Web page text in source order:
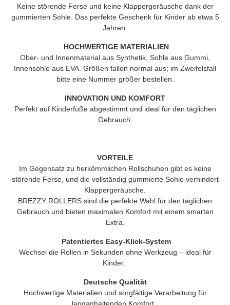
Keine störende Ferse und keine Klappergeräusche dank der
gummierten Sohle. Das perfekte Geschenk für Kinder ab etwa 5
Jahren.
HOCHWERTIGE MATERIALIEN
Ober- und Innenmaterial aus Synthetik, Sohle aus Gummi,
Innensohle aus EVA. Größen fallen normal aus; im Zweifelsfall
bitte eine Nummer größer bestellen.
INNOVATION UND KOMFORT
Perfekt auf Kinderfüße abgestimmt und ideal für den täglichen
Gebrauch.
VORTEILE
Im Gegensatz zu herkömmlichen Rollschuhen gibt es keine
störende Ferse, und die vollständig gummierte Sohle verhindert
Klappergeräusche.
BREZZY ROLLERS sind die perfekte Wahl für den täglichen
Gebrauch und bieten maximalen Komfort mit einem smarten
Extra.
Patentiertes Easy-Klick-System
Wechsel die Rollen in Sekunden ohne Werkzeug – ideal für
Kinder.
Deutsche Qualität
Hochwertige Materialien und sorgfältige Verarbeitung für